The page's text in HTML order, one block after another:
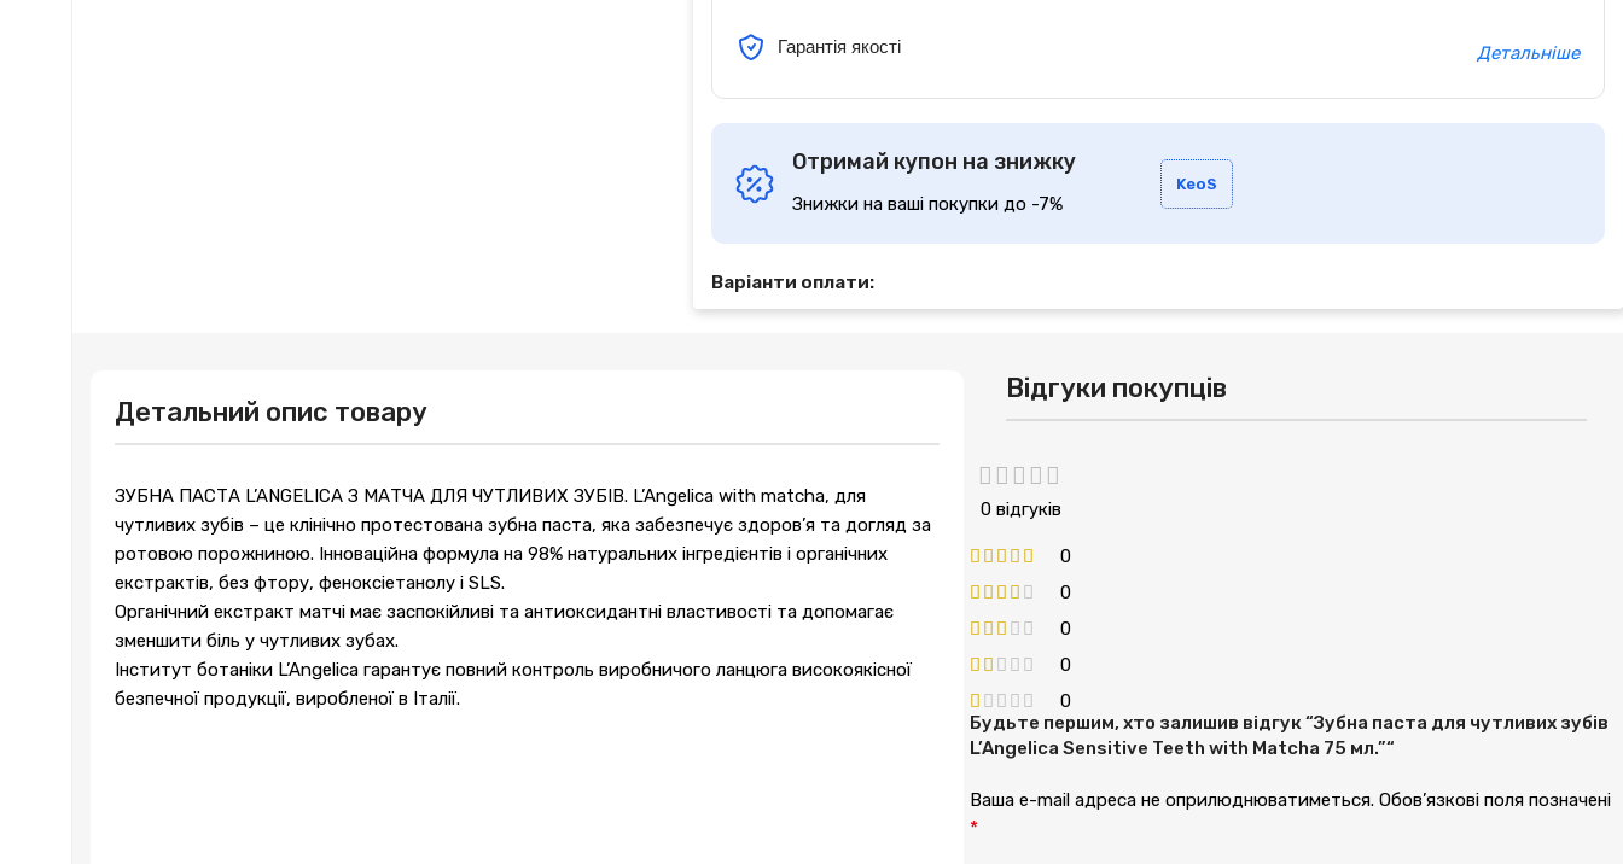
Гарантія якості Детальніше
Отримай купон на знижку
Знижки на ваші покупки до -7%
KeoS
Варіанти оплати:
Детальний опис товару
ЗУБНА ПАСТА L’ANGELICA З МАТЧА ДЛЯ ЧУТЛИВИХ ЗУБІВ. L’Angelica with matcha, для
чутливих зубів – це клінічно протестована зубна паста, яка забезпечує здоров’я та догляд за
ротовою порожниною. Інноваційна формула на 98% натуральних інгредієнтів і органічних
екстрактів, без фтору, феноксіетанолу і SLS.
Органічний екстракт матчі має заспокійливі та антиоксидантні властивості та допомагає
зменшити біль у чутливих зубах.
Інститут ботаніки L’Angelica гарантує повний контроль виробничого ланцюга високоякісної
безпечної продукції, виробленої в Італії.
Відгуки покупців
0 відгуків
0
0
0
0
0
Будьте першим, хто залишив відгук “Зубна паста для чутливих зубів
L’Angelica Sensitive Teeth with Matcha 75 мл.”“
Ваша e-mail адреса не оприлюднюватиметься. Обов’язкові поля позначені
*